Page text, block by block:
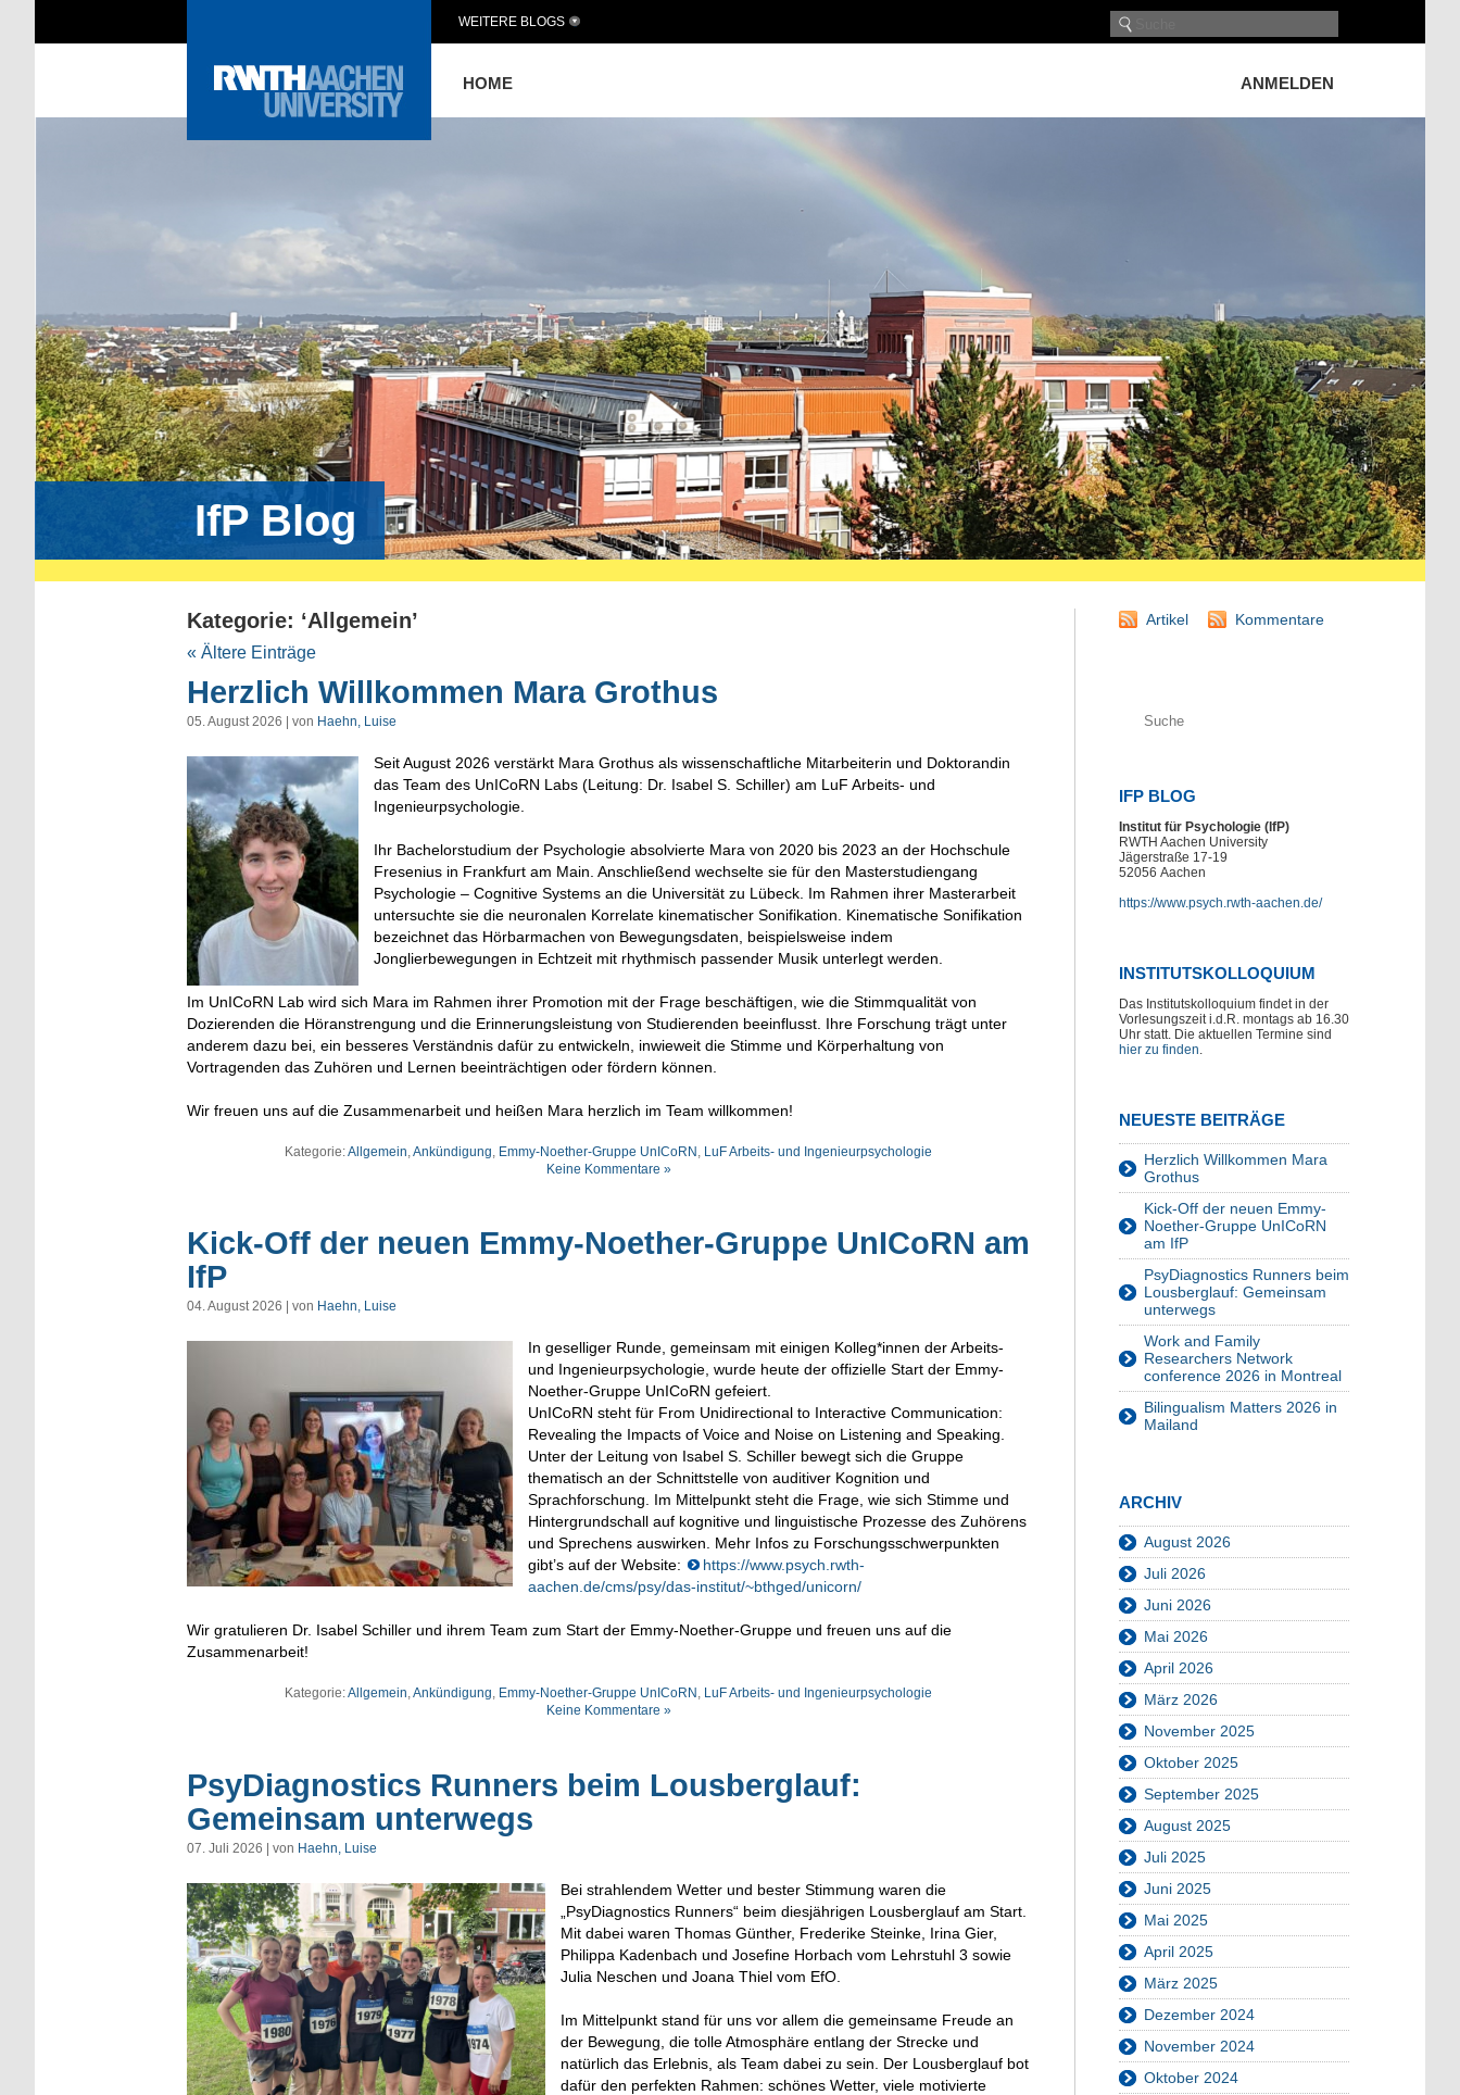
HOME ANMELDEN
WEITERE BLOGS
IfP Blog
Kategorie: ‘Allgemein’
« Ältere Einträge
Herzlich Willkommen Mara Grothus
05. August 2026 | von Haehn, Luise
Seit August 2026 verstärkt Mara Grothus als wissenschaftliche Mitarbeiterin und Doktorandin
das Team des UnICoRN Labs (Leitung: Dr. Isabel S. Schiller) am LuF Arbeits- und
Ingenieurpsychologie.
Ihr Bachelorstudium der Psychologie absolvierte Mara von 2020 bis 2023 an der Hochschule
Fresenius in Frankfurt am Main. Anschließend wechselte sie für den Masterstudiengang
Psychologie – Cognitive Systems an die Universität zu Lübeck. Im Rahmen ihrer Masterarbeit
untersuchte sie die neuronalen Korrelate kinematischer Sonifikation. Kinematische Sonifikation
bezeichnet das Hörbarmachen von Bewegungsdaten, beispielsweise indem
Jonglierbewegungen in Echtzeit mit rhythmisch passender Musik unterlegt werden.
Im UnICoRN Lab wird sich Mara im Rahmen ihrer Promotion mit der Frage beschäftigen, wie die Stimmqualität von
Dozierenden die Höranstrengung und die Erinnerungsleistung von Studierenden beeinflusst. Ihre Forschung trägt unter
anderem dazu bei, ein besseres Verständnis dafür zu entwickeln, inwieweit die Stimme und Körperhaltung von
Vortragenden das Zuhören und Lernen beeinträchtigen oder fördern können.
Wir freuen uns auf die Zusammenarbeit und heißen Mara herzlich im Team willkommen!
Kategorie:Allgemein,Ankündigung, Emmy-Noether-Gruppe UnICoRN , LuF Arbeits- und Ingenieurpsychologie
Keine Kommentare »
Kick-Off der neuen Emmy-Noether-Gruppe UnICoRN am
IfP
04. August 2026 | von Haehn, Luise
In geselliger Runde, gemeinsam mit einigen Kolleg*innen der Arbeits-
und Ingenieurpsychologie, wurde heute der offizielle Start der Emmy-
Noether-Gruppe UnICoRN gefeiert.
UnICoRN steht für From Unidirectional to Interactive Communication:
Revealing the Impacts of Voice and Noise on Listening and Speaking.
Unter der Leitung von Isabel S. Schiller bewegt sich die Gruppe
thematisch an der Schnittstelle von auditiver Kognition und
Sprachforschung. Im Mittelpunkt steht die Frage, wie sich Stimme und
Hintergrundschall auf kognitive und linguistische Prozesse des Zuhörens
und Sprechens auswirken. Mehr Infos zu Forschungsschwerpunkten
gibt’s auf der Website:
https://www.psych.rwth-
aachen.de/cms/psy/das-institut/~bthged/unicorn/
Wir gratulieren Dr. Isabel Schiller und ihrem Team zum Start der Emmy-Noether-Gruppe und freuen uns auf die
Zusammenarbeit!
Kategorie:Allgemein,Ankündigung, Emmy-Noether-Gruppe UnICoRN , LuF Arbeits- und Ingenieurpsychologie
Keine Kommentare »
PsyDiagnostics Runners beim Lousberglauf:
Gemeinsam unterwegs
07. Juli 2026 | von Haehn, Luise
Bei strahlendem Wetter und bester Stimmung waren die
„PsyDiagnostics Runners“ beim diesjährigen Lousberglauf am Start.
Mit dabei waren Thomas Günther, Frederike Steinke, Irina Gier,
Philippa Kadenbach und Josefine Horbach vom Lehrstuhl 3 sowie
Julia Neschen und Joana Thiel vom EfO.
Im Mittelpunkt stand für uns vor allem die gemeinsame Freude an
der Bewegung, die tolle Atmosphäre entlang der Strecke und
natürlich das Erlebnis, als Team dabei zu sein. Der Lousberglauf bot
dafür den perfekten Rahmen: schönes Wetter, viele motivierte
Artikel Kommentare
IFP BLOG
Institut für Psychologie (IfP)
RWTH Aachen University
Jägerstraße 17-19
52056 Aachen
https://www.psych.rwth-aachen.de/
INSTITUTSKOLLOQUIUM
Das Institutskolloquium findet in der
Vorlesungszeit i.d.R. montags ab 16.30
Uhr statt. Die aktuellen Termine sind
hier zu finden.
NEUESTE BEITRÄGE
Herzlich Willkommen Mara
Grothus
Kick-Off der neuen Emmy-
Noether-Gruppe UnICoRN
am IfP
PsyDiagnostics Runners beim
Lousberglauf: Gemeinsam
unterwegs
Work and Family
Researchers Network
conference 2026 in Montreal
Bilingualism Matters 2026 in
Mailand
ARCHIV
August 2026
Juli 2026
Juni 2026
Mai 2026
April 2026
März 2026
November 2025
Oktober 2025
September 2025
August 2025
Juli 2025
Juni 2025
Mai 2025
April 2025
März 2025
Dezember 2024
November 2024
Oktober 2024